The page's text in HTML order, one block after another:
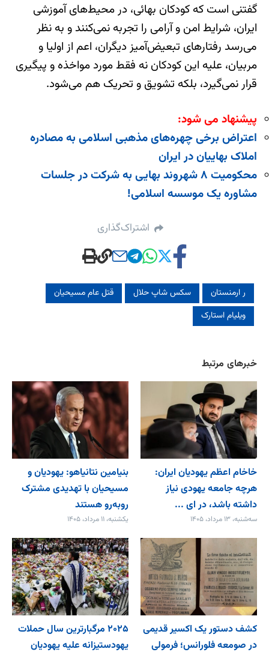
گفتنی است که کودکان بهائی، در محیط‌های آموزشی
ایران، شرایط امن و آرامی را تجربه نمی‌کنند و به نظر
می‌رسد رفتارهای تبعیض‌آمیز دیگران، اعم از اولیا و
مربیان، علیه این کودکان نه فقط مورد مواخذه و پیگیری
قرار نمی‌گیرد، بلکه تشویق و تحریک هم می‌شود.
پیشنهاد می شود:
اعتراض برخی چهره‌های مذهبی اسلامی به مصادره
املاک بهاییان در ایران
محکومیت ۸ شهروند بهایی به شرکت در جلسات
مشاوره یک موسسه اسلامی!
اشتراک‌گذاری
ر ارمنستان سکس شاپ حلال
قتل عام مسیحیان
ویلیام استارک
خبرهای مرتبط
خاخام اعظم یهودیان ایران:
هرچه جامعه یهودی نیاز
داشته باشد، در ای ...
سه‌شنبه، ۱۳ مرداد، ۱۴۰۵
بنیامین نتانیاهو: یهودیان و
مسیحیان با تهدیدی مشترک
روبه‌رو هستند
یکشنبه، ۱۱ مرداد، ۱۴۰۵
کشف دستور یک اکسیر قدیمی
در صومعه فلورانس؛ فرمولی
۲۰۲۵ مرگبارترین سال حملات
یهودستیزانه علیه یهودیان